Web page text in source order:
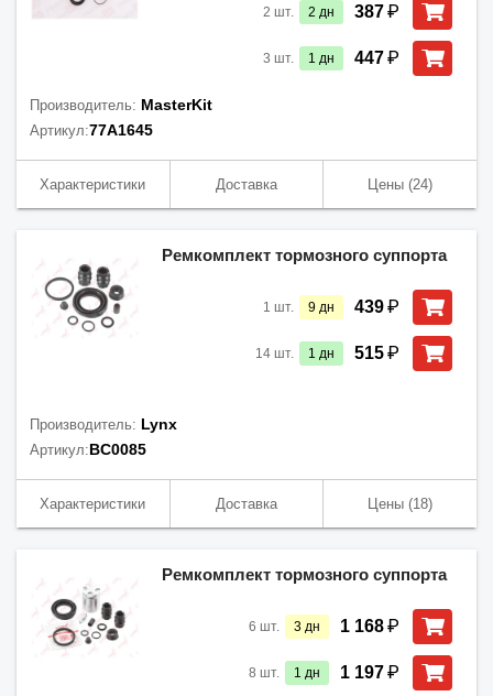
2 шт. 2 дн 387₽
3 шт. 1 дн 447₽
Производитель: MasterKit
Артикул:77A1645
Характеристики Доставка Цены (24)
Ремкомплект тормозного суппорта
1 шт. 9 дн 439₽
14 шт. 1 дн 515₽
Производитель: Lynx
Артикул:BC0085
Характеристики Доставка Цены (18)
Ремкомплект тормозного суппорта
6 шт. 3 дн 1 168₽
8 шт. 1 дн 1 197₽